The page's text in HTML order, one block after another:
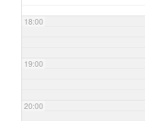
18:00
19:00
20:00